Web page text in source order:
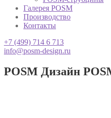
Галерея POSM
Производство
Контакты
+7 (499) 714 6 713
info@posm-design.ru
POSM Дизайн